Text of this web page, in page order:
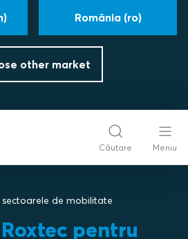
România (ro)
other market
Căutare Meniu
de mobilitate
pentru